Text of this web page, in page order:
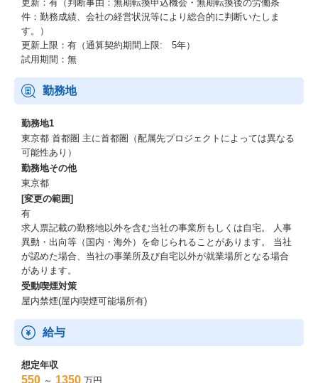
更新：有（判断事由：無期転換申込機会・無期転換後の労働条
件：勤務成績、会社の経営状況等により総合的に判断いたしま
す。）
更新上限：有（通算契約期間上限: 5年）
試用期間：無
勤務地
勤務地1
東京都 首都圏 主に首都圏（配属先プロジェクトによっては異なる
可能性あり）
勤務地その他
東京都
[変更の範囲]
有
求人票記載の勤務地以外を含む当社の事業所もしくは自宅。 人事
異動・出向等（国内・海外）を命じられることがあります。 当社
が認めた場合、当社の事業所及び自宅以外が就業場所となる場合
があります。
受動喫煙対策
屋内禁煙(屋内喫煙可能場所有)
給与
想定年収
550 ～ 1350 万円